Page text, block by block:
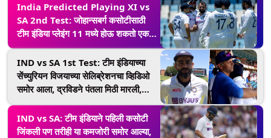
India Predicted Playing XI vs
SA 2nd Test: जोहान्सबर्ग कसोटीसाठी
टीम इंडिया प्लेइंग 11 मध्ये होऊ शकतो एक
मोठा बदल, पाहा कोण होणार आउट
IND vs SA 1st Test: टीम इंडियाच्या
सेंच्युरियन विजयाच्या सेलिब्रेशनचा व्हिडिओ
समोर आला, द्रविडने पंतला मिठी मारली,
कोहली म्हणाला ‘ही मोठी गोष्ट’ (Watch
Video)
IND vs SA: टीम इंडियाने पहिली कसोटी
जिंकली पण तरीही या कमजोरी समोर आल्या,